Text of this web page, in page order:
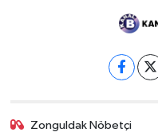
Zonguldak Nöbetçi